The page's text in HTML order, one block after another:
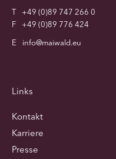
T
+49 (0)89 747 266 0
F
+49 (0)89 776 424
E
info@maiwald.eu
Links
Kontakt
Karriere
Presse